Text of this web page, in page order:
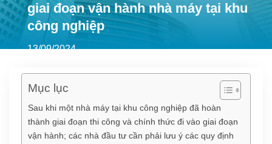
giai đoạn vận hành nhà máy tại khu
công nghiệp
13/09/2024
Mục lục
Sau khi một nhà máy tại khu công nghiệp đã hoàn
thành giai đoạn thi công và chính thức đi vào giai đoạn
vận hành; các nhà đầu tư cần phải lưu ý các quy định